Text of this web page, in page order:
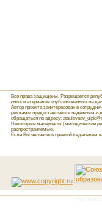
Все права защищены. Разрешается
иных материалов опубликованных на
Автор проекта заинтересован в
рекламы предоставляется надёжным и
обращаться по адресу:
Некоторые материалы (методические
распространяемые.
Если Вы являетесь правообладателем